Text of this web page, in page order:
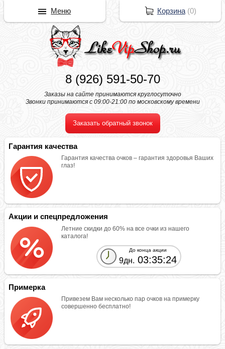
8 (926) 591-50-70
Заказы на сайте принимаются круглосуточно
Звонки принимаются с 09:00-21:00 по московскому времени
Заказать обратный звонок
Гарантия качества
Гарантия качества очков – гарантия здоровья Ваших
глаз!
Акции и спецпредложения
Летние скидки до 60% на все очки из нашего
каталога!
До конца акции
9дн. 03:35:23
Примерка
Привезем Вам несколько пар очков на примерку
совершенно бесплатно!
Корзина(0)
Меню